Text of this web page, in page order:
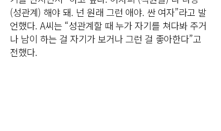
(성관계) 해야 돼. 넌 원래 그런 애야. 싼 여자”라고 발
언했다. A씨는 “성관계할 때 누가 자기를 쳐다봐 주거
나 남이 하는 걸 자기가 보거나 그런 걸 좋아한다”고
전했다.